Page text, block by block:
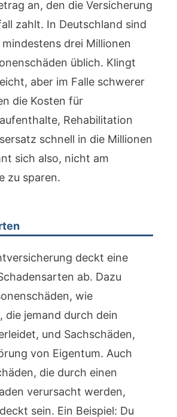
an, den die Versicherung
zahlt. In Deutschland sind
drei Millionen
üblich. Klingt
aber im Falle schwerer
die Kosten für
Rehabilitation
schnell in die Millionen
sich also, nicht am
zu sparen.
deckt eine
ab. Dazu
wie
die jemand durch dein
und Sachschäden,
von Eigentum. Auch
die durch einen
verursacht werden,
sein. Ein Beispiel: Du